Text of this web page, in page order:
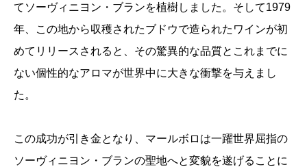
てソーヴィニヨン・ブランを植樹しました。そして1979
年、この地から収穫されたブドウで造られたワインが初
めてリリースされると、その驚異的な品質とこれまでに
ない個性的なアロマが世界中に大きな衝撃を与えまし
た。
この成功が引き金となり、マールボロは一躍世界屈指の
ソーヴィニヨン・ブランの聖地へと変貌を遂げることに